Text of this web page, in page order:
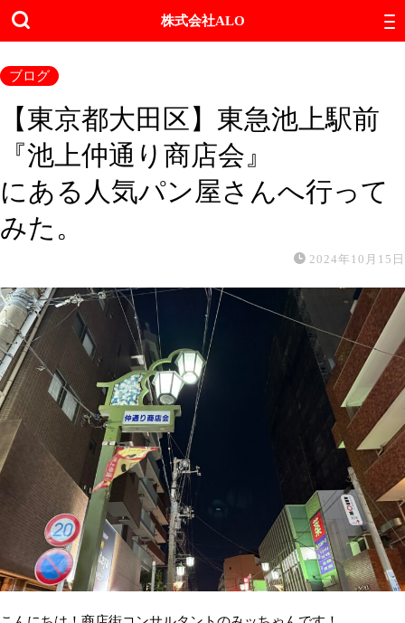
株式会社ALO
ブログ
【東京都大田区】東急池上駅前
『池上仲通り商店会』
にある人気パン屋さんへ行って
みた。
2024年10月15日